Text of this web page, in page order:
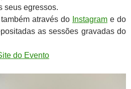
seus egressos.
através do Instagram e do
as sessões gravadas do
do Evento